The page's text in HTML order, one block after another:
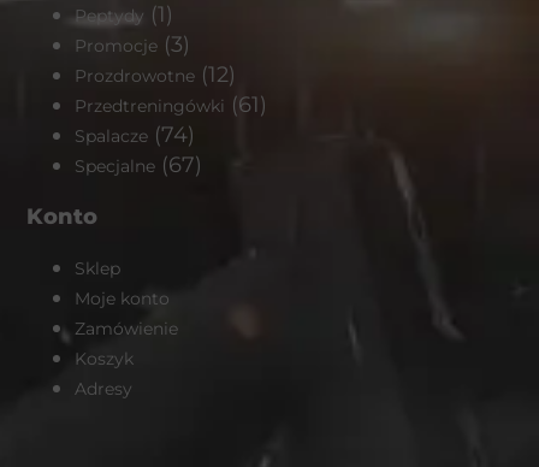
Peptydy (1)
Promocje (3)
Prozdrowotne (12)
Przedtreningówki (61)
Spalacze (74)
Specjalne (67)
Konto
Sklep
Moje konto
Zamówienie
Koszyk
Adresy